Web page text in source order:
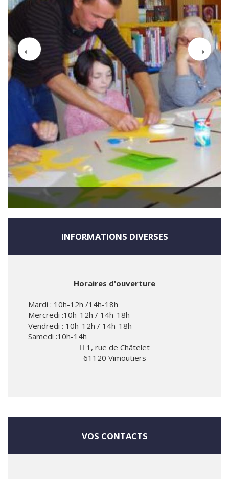
INFORMATIONS DIVERSES
Horaires d'ouverture
Mardi : 10h-12h /14h-18h
Mercredi :10h-12h / 14h-18h
Vendredi : 10h-12h / 14h-18h
Samedi :10h-14h
1, rue de Châtelet
61120 Vimoutiers
VOS CONTACTS